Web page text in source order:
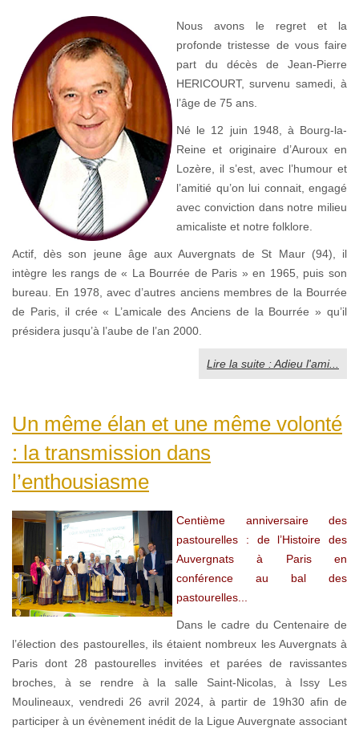
Nous avons le regret et la
profonde tristesse de vous faire
part du décès de Jean-Pierre
HERICOURT, survenu samedi, à
l’âge de 75 ans.
Né le 12 juin 1948, à Bourg-la-
Reine et originaire d’Auroux en
Lozère, il s’est, avec l’humour et
l’amitié qu’on lui connait, engagé
avec conviction dans notre milieu
amicaliste et notre folklore.
Actif, dès son jeune âge aux Auvergnats de St Maur (94), il
intègre les rangs de « La Bourrée de Paris » en 1965, puis son
bureau. En 1978, avec d’autres anciens membres de la Bourrée
de Paris, il crée « L’amicale des Anciens de la Bourrée » qu’il
présidera jusqu’à l’aube de l’an 2000.
Lire la suite : Adieu l'ami...
Un même élan et une même volonté
: la transmission dans
l’enthousiasme
Centième anniversaire des
pastourelles : de l’Histoire des
Auvergnats à Paris en
conférence au bal des
pastourelles...
Dans le cadre du Centenaire de
l’élection des pastourelles, ils étaient nombreux les Auvergnats à
Paris dont 28 pastourelles invitées et parées de ravissantes
broches, à se rendre à la salle Saint-Nicolas, à Issy Les
Moulineaux, vendredi 26 avril 2024, à partir de 19h30 afin de
participer à un évènement inédit de la Ligue Auvergnate associant